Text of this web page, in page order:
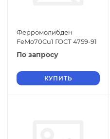
Ферромолибден
FeMo70Cu1 ГОСТ 4759-91
По запросу
КУПИТЬ